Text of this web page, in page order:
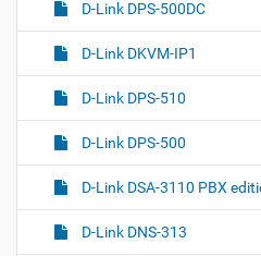
D-Link DPS-500DC
D-Link DKVM-IP1
D-Link DPS-510
D-Link DPS-500
D-Link DSA-3110 PBX
D-Link DNS-313